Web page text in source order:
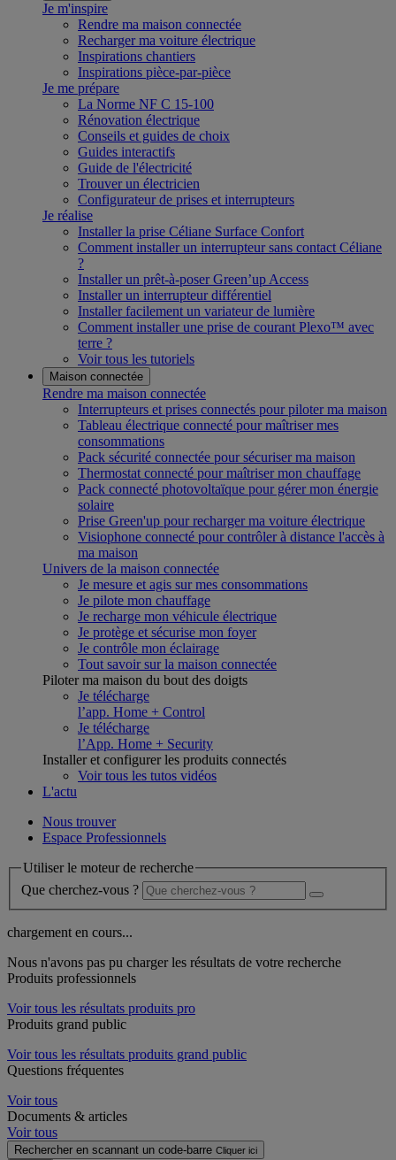
Je m'inspire
Rendre ma maison connectée
Recharger ma voiture électrique
Inspirations chantiers
Inspirations pièce-par-pièce
Je me prépare
La Norme NF C 15-100
Rénovation électrique
Conseils et guides de choix
Guides interactifs
Guide de l'électricité
Trouver un électricien
Configurateur de prises et interrupteurs
Je réalise
Installer la prise Céliane Surface Confort
Comment installer un interrupteur sans contact Céliane
?
Installer un prêt-à-poser Green’up Access
Installer un interrupteur différentiel
Installer facilement un variateur de lumière
Comment installer une prise de courant Plexo™ avec
terre ?
Voir tous les tutoriels
Maison connectée
Rendre ma maison connectée
Interrupteurs et prises connectés pour piloter ma maison
Tableau électrique connecté pour maîtriser mes
consommations
Pack sécurité connectée pour sécuriser ma maison
Thermostat connecté pour maîtriser mon chauffage
Pack connecté photovoltaïque pour gérer mon énergie
solaire
Prise Green'up pour recharger ma voiture électrique
Visiophone connecté pour contrôler à distance l'accès à
ma maison
Univers de la maison connectée
Je mesure et agis sur mes consommations
Je pilote mon chauffage
Je recharge mon véhicule électrique
Je protège et sécurise mon foyer
Je contrôle mon éclairage
Tout savoir sur la maison connectée
Piloter ma maison du bout des doigts
Je télécharge
l’app. Home + Control
Je télécharge
l’App. Home + Security
Installer et configurer les produits connectés
Voir tous les tutos vidéos
L'actu
Nous trouver
Espace Professionnels
Utiliser le moteur de recherche
Que cherchez-vous ?
chargement en cours...
Nous n'avons pas pu charger les résultats de votre recherche
Produits professionnels
Voir tous les résultats produits pro
Produits grand public
Voir tous les résultats produits grand public
Questions fréquentes
Voir tous
Documents & articles
Voir tous
Rechercher en scannant un code-barre Cliquer ici